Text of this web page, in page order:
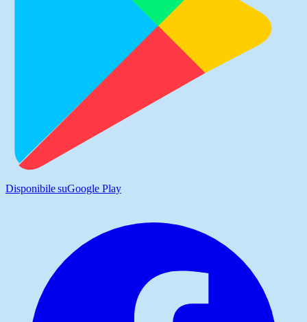
Disponibile suGoogle Play